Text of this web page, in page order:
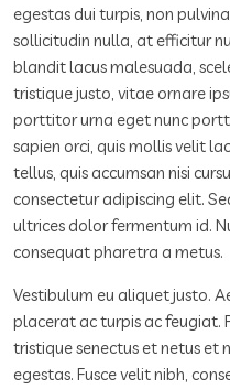
egestas dui turpis, non
sollicitudin nulla, at efficitur
blandit lacus malesuada,
tristique justo, vitae ornare
porttitor urna eget nunc
sapien orci, quis mollis velit
tellus, quis accumsan nisi
consectetur adipiscing elit.
ultrices dolor fermentum id.
consequat pharetra a metus.
Vestibulum eu aliquet justo.
placerat ac turpis ac feugiat.
tristique senectus et netus et
egestas. Fusce velit nibh,